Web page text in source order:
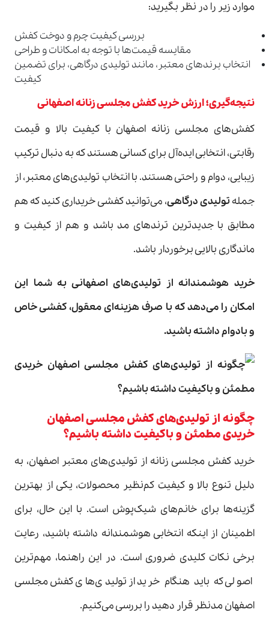
موارد زیر را در نظر بگیرید:
بررسی کیفیت چرم و دوخت کفش
مقایسه قیمت‌ها با توجه به امکانات و طراحی
انتخاب برندهای معتبر، مانند تولیدی درگاهی، برای تضمین
کیفیت
نتیجه‌گیری؛ ارزش خرید کفش مجلسی زنانه اصفهانی
کفش‌های مجلسی زنانه اصفهان با کیفیت بالا و قیمت
رقابتی، انتخابی ایده‌آل برای کسانی هستند که به دنبال ترکیب
زیبایی، دوام و راحتی هستند. با انتخاب تولیدی‌های معتبر، از
جملهتولیدی درگاهی، می‌توانید کفشی خریداری کنید که هم
مطابق با جدیدترین ترندهای مد باشد و هم از کیفیت و
ماندگاری بالایی برخوردار باشد.
خرید هوشمندانه از تولیدی‌های اصفهانی به شما این
امکان را می‌دهد که با صرف هزینه‌ای معقول، کفشی خاص
و بادوام داشته باشید.
چگونه از تولیدی‌های کفش مجلسی اصفهان
خریدی مطمئن و باکیفیت داشته باشیم؟
خرید کفش مجلسی زنانه از تولیدی‌های معتبر اصفهان، به
دلیل تنوع بالا و کیفیت کم‌نظیر محصولات، یکی از بهترین
گزینه‌ها برای خانم‌های شیک‌پوش است. با این حال، برای
اطمینان از اینکه انتخابی هوشمندانه داشته باشید، رعایت
برخی نکات کلیدی ضروری است. در این راهنما، مهم‌ترین
اصولی که باید هنگام خرید از تولیدی‌های کفش مجلسی
اصفهان مدنظر قرار دهید را بررسی می‌کنیم.